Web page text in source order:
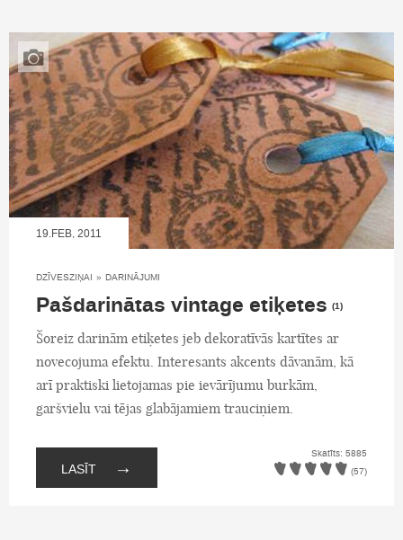
19.FEB, 2011
DZĪVESZIŅAI » DARINĀJUMI
Pašdarinātas vintage etiķetes (1)
Šoreiz darinām etiķetes jeb dekoratīvās kartītes ar
novecojuma efektu. Interesants akcents dāvanām, kā
arī praktiski lietojamas pie ievārījumu burkām,
garšvielu vai tējas glabājamiem trauciņiem.
LASĪT →
Skatīts: 5885
(57)